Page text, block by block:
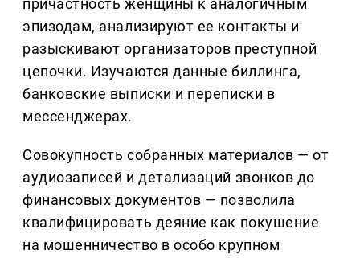
причастность женщины к аналогичным
эпизодам, анализируют ее контакты и
разыскивают организаторов преступной
цепочки. Изучаются данные биллинга,
банковские выписки и переписки в
мессенджерах.
Совокупность собранных материалов — от
аудиозаписей и детализаций звонков до
финансовых документов — позволила
квалифицировать деяние как покушение
на мошенничество в особо крупном